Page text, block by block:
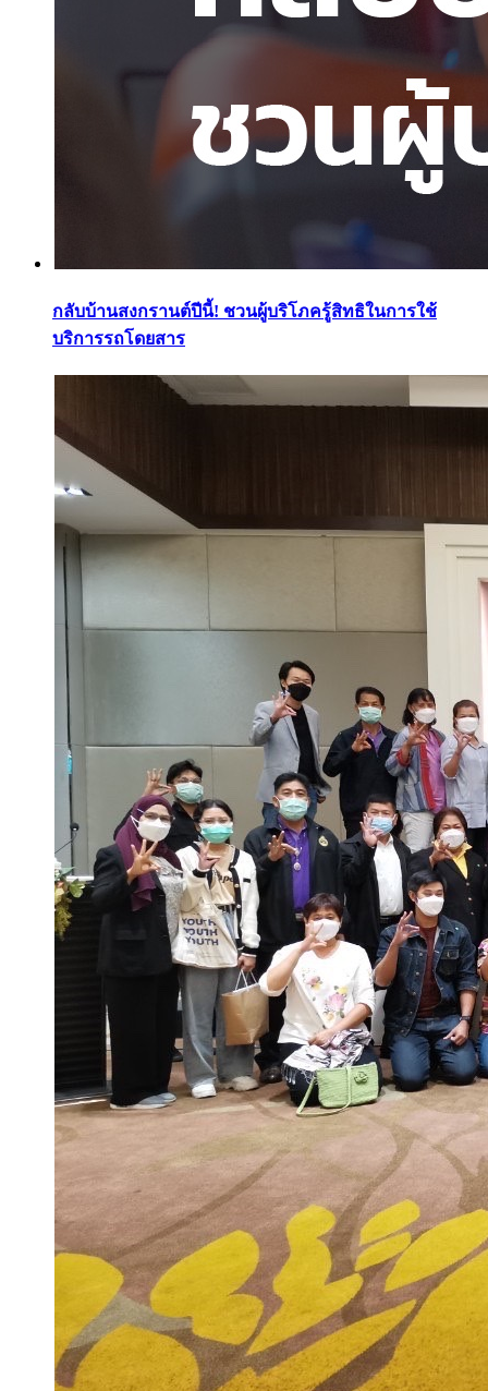
กลับบ้านสงกรานต์ปีนี้! ชวนผู้บริโภครู้สิทธิในการใช้
บริการรถโดยสาร